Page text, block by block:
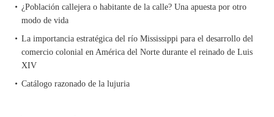
¿Población callejera o habitante de la calle? Una apuesta por otro
modo de vida
La importancia estratégica del río Mississippi para el desarrollo del
comercio colonial en América del Norte durante el reinado de Luis
XIV
Catálogo razonado de la lujuria